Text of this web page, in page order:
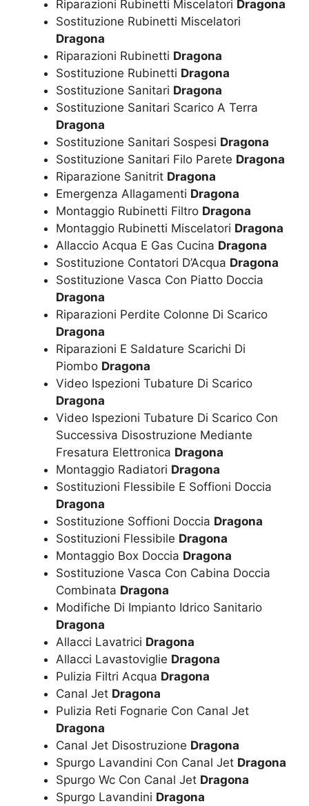
Riparazioni Rubinetti Miscelatori Dragona
Sostituzione Rubinetti Miscelatori
Dragona
Riparazioni Rubinetti Dragona
Sostituzione Rubinetti Dragona
Sostituzione Sanitari Dragona
Sostituzione Sanitari Scarico A Terra
Dragona
Sostituzione Sanitari Sospesi Dragona
Sostituzione Sanitari Filo Parete Dragona
Riparazione Sanitrit Dragona
Emergenza Allagamenti Dragona
Montaggio Rubinetti Filtro Dragona
Montaggio Rubinetti Miscelatori Dragona
Allaccio Acqua E Gas Cucina Dragona
Sostituzione Contatori D’Acqua Dragona
Sostituzione Vasca Con Piatto Doccia
Dragona
Riparazioni Perdite Colonne Di Scarico
Dragona
Riparazioni E Saldature Scarichi Di
Piombo Dragona
Video Ispezioni Tubature Di Scarico
Dragona
Video Ispezioni Tubature Di Scarico Con
Successiva Disostruzione Mediante
Fresatura Elettronica Dragona
Montaggio Radiatori Dragona
Sostituzioni Flessibile E Soffioni Doccia
Dragona
Sostituzione Soffioni Doccia Dragona
Sostituzioni Flessibile Dragona
Montaggio Box Doccia Dragona
Sostituzione Vasca Con Cabina Doccia
Combinata Dragona
Modifiche Di Impianto Idrico Sanitario
Dragona
Allacci Lavatrici Dragona
Allacci Lavastoviglie Dragona
Pulizia Filtri Acqua Dragona
Canal Jet Dragona
Pulizia Reti Fognarie Con Canal Jet
Dragona
Canal Jet Disostruzione Dragona
Spurgo Lavandini Con Canal Jet Dragona
Spurgo Wc Con Canal Jet Dragona
Spurgo Lavandini Dragona